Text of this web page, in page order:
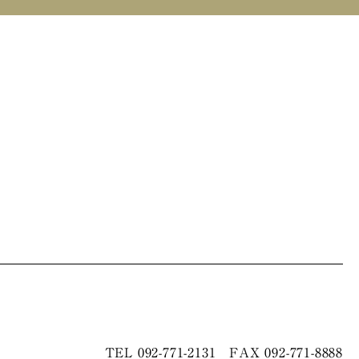
TEL 092-771-2131 FAX 092-771-8888